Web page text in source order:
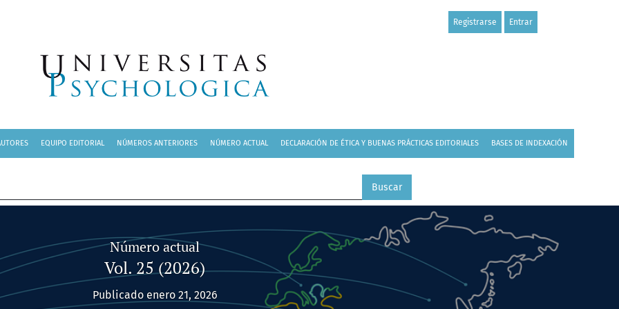
EQUIPO EDITORIAL NÚMEROS ANTERIORES NÚMERO ACTUAL DECLARACIÓN DE ÉTICA Y BUENAS PRÁCTICAS EDITORIALES BASES DE INDEXACIÓN
Registrarse Entrar
Buscar
Número actual
Vol. 25 (2026)
Publicado enero 21, 2026